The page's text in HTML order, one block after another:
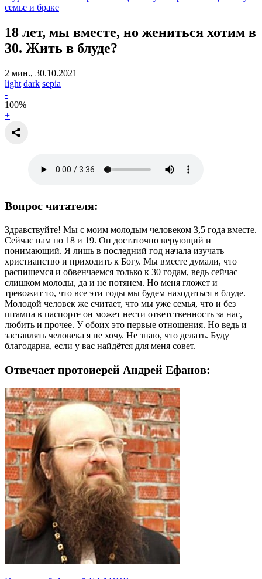
семье и браке
18 лет, мы вместе, но жениться хотим в
30. Жить в блуде?
2 мин., 30.10.2021
light dark sepia
-
100%
+
Вопрос читателя:
Здравствуйте! Мы с моим молодым человеком 3,5 года вместе.
Сейчас нам по 18 и 19. Он достаточно верующий и
понимающий. Я лишь в последний год начала изучать
христианство и приходить к Богу. Мы вместе думали, что
распишемся и обвенчаемся только к 30 годам, ведь сейчас
слишком молоды, да и не потянем. Но меня гложет и
тревожит то, что все эти годы мы будем находиться в блуде.
Молодой человек же считает, что мы уже семья, что и без
штампа в паспорте он может нести ответственность за нас,
любить и прочее. У обоих это первые отношения. Но ведь и
заставлять человека я не хочу. Не знаю, что делать. Буду
благодарна, если у вас найдётся для меня совет.
Отвечает протоиерей Андрей Ефанов: